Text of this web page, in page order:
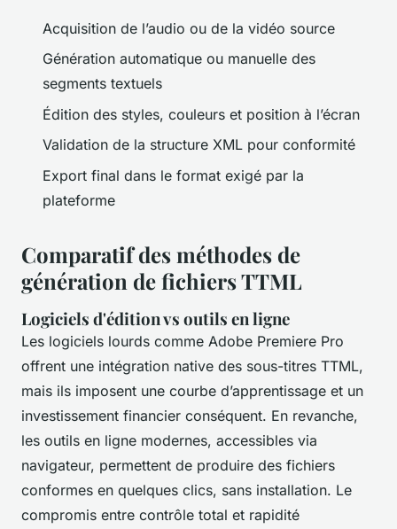
Acquisition de l’audio ou de la vidéo source
Génération automatique ou manuelle des
segments textuels
Édition des styles, couleurs et position à l’écran
Validation de la structure XML pour conformité
Export final dans le format exigé par la
plateforme
Comparatif des méthodes de
génération de fichiers TTML
Logiciels d'édition vs outils en ligne
Les logiciels lourds comme Adobe Premiere Pro
offrent une intégration native des sous-titres TTML,
mais ils imposent une courbe d’apprentissage et un
investissement financier conséquent. En revanche,
les outils en ligne modernes, accessibles via
navigateur, permettent de produire des fichiers
conformes en quelques clics, sans installation. Le
compromis entre contrôle total et rapidité